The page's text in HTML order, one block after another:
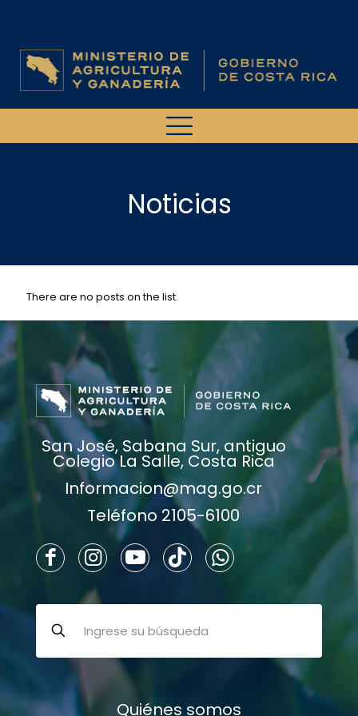
Noticias
There are no posts on the list.
San José, Sabana Sur, antiguo
Colegio La Salle, Costa Rica
Informacion@mag.go.cr
Teléfono 2105-6100
Quiénes somos